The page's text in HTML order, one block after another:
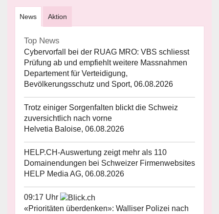
News Aktion
Top News
Cybervorfall bei der RUAG MRO: VBS schliesst
Prüfung ab und empfiehlt weitere Massnahmen
Departement für Verteidigung,
Bevölkerungsschutz und Sport, 06.08.2026
Trotz einiger Sorgenfalten blickt die Schweiz
zuversichtlich nach vorne
Helvetia Baloise, 06.08.2026
HELP.CH-Auswertung zeigt mehr als 110
Domainendungen bei Schweizer Firmenwebsites
HELP Media AG, 06.08.2026
09:17 Uhr
«Prioritäten überdenken»: Walliser Polizei nach